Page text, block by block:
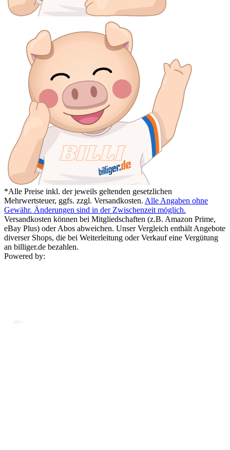
*Alle Preise inkl. der jeweils geltenden gesetzlichen
Mehrwertsteuer, ggfs. zzgl. Versandkosten. Alle Angaben ohne
Gewähr. Änderungen sind in der Zwischenzeit möglich.
Versandkosten können bei Mitgliedschaften (z.B. Amazon Prime,
eBay Plus) oder Abos abweichen. Unser Vergleich enthält Angebote
diverser Shops, die bei Weiterleitung oder Verkauf eine Vergütung
an billiger.de bezahlen.
Powered by: